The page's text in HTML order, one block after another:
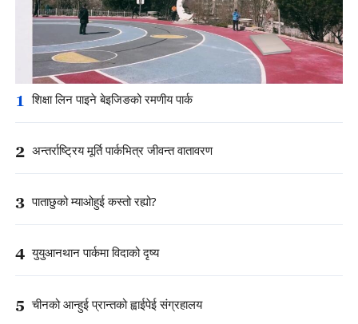
1 शिक्षा लिन पाइने बेइजिङको रमणीय पार्क
2 अन्तर्राष्ट्रिय मूर्ति पार्कभित्र जीवन्त वातावरण
3 पाताछुको म्याओहुई कस्तो रह्यो?
4 युयुआनथान पार्कमा विदाको दृष्य
5 चीनको आन्हुई प्रान्तको ह्वाईपेई संग्रहालय